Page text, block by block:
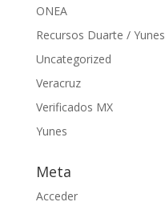
ONEA
Recursos Duarte / Yunes
Uncategorized
Veracruz
Verificados MX
Yunes
Meta
Acceder